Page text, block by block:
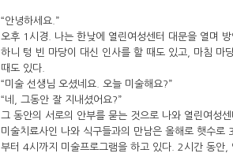
“안녕하세요.”
오후 1시경. 나는 한낮에 열린여성센터 대문을 열며
하니 텅 빈 마당이 대신 인사를 할 때도 있고, 마침 마
때도 있다.
“미술 선생님 오셨네요. 오늘 미술해요?”
“네, 그동안 잘 지내셨어요?”
그 동안의 서로의 안부를 묻는 것으로 나와 열린여성
미술치료사인 나와 식구들과의 만남은 올해로 햇수로
부터 4시까지 미술프로그램을 하고 있다. 2시간 동안